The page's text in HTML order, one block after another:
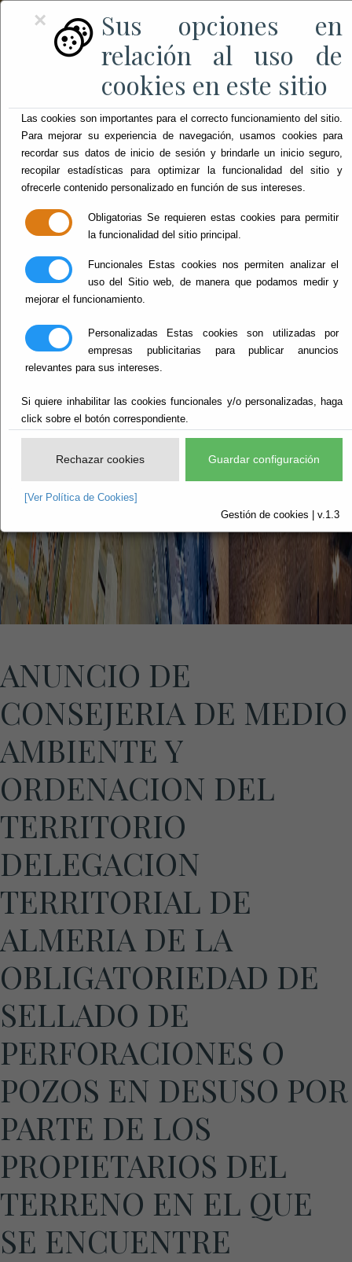
×
Sus opciones en
relación al uso de
cookies en este sitio
Las cookies son importantes para el correcto funcionamiento del sitio.
Para mejorar su experiencia de navegación, usamos cookies para
recordar sus datos de inicio de sesión y brindarle un inicio seguro,
recopilar estadísticas para optimizar la funcionalidad del sitio y
ofrecerle contenido personalizado en función de sus intereses.
Obligatorias Se requieren estas cookies para permitir
la funcionalidad del sitio principal.
Funcionales Estas cookies nos permiten analizar el
uso del Sitio web, de manera que podamos medir y
mejorar el funcionamiento.
Personalizadas Estas cookies son utilizadas por
empresas publicitarias para publicar anuncios
relevantes para sus intereses.
Si quiere inhabilitar las cookies funcionales y/o personalizadas, haga
click sobre el botón correspondiente.
Rechazar cookies Guardar configuración
[Ver Política de Cookies]
Gestión de cookies | v.1.3
ANUNCIO DE
CONSEJERIA DE MEDIO
AMBIENTE Y
ORDENACION DEL
TERRITORIO
DELEGACION
TERRITORIAL DE
ALMERIA DE LA
OBLIGATORIEDAD DE
SELLADO DE
PERFORACIONES O
POZOS EN DESUSO POR
PARTE DE LOS
PROPIETARIOS DEL
TERRENO EN EL QUE
SE ENCUENTRE